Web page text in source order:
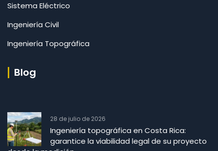
Sistema Eléctrico
Ingeniería Civil
Ingeniería Topográfica
Blog
28 de julio de 2026
Ingeniería topográfica en Costa Rica:
garantice la viabilidad legal de su proyecto